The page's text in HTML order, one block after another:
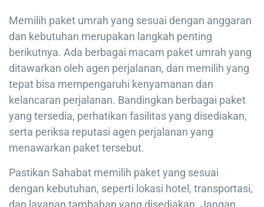
Memilih paket umrah yang sesuai dengan anggaran
dan kebutuhan merupakan langkah penting
berikutnya. Ada berbagai macam paket umrah yang
ditawarkan oleh agen perjalanan, dan memilih yang
tepat bisa mempengaruhi kenyamanan dan
kelancaran perjalanan. Bandingkan berbagai paket
yang tersedia, perhatikan fasilitas yang disediakan,
serta periksa reputasi agen perjalanan yang
menawarkan paket tersebut.
Pastikan Sahabat memilih paket yang sesuai
dengan kebutuhan, seperti lokasi hotel, transportasi,